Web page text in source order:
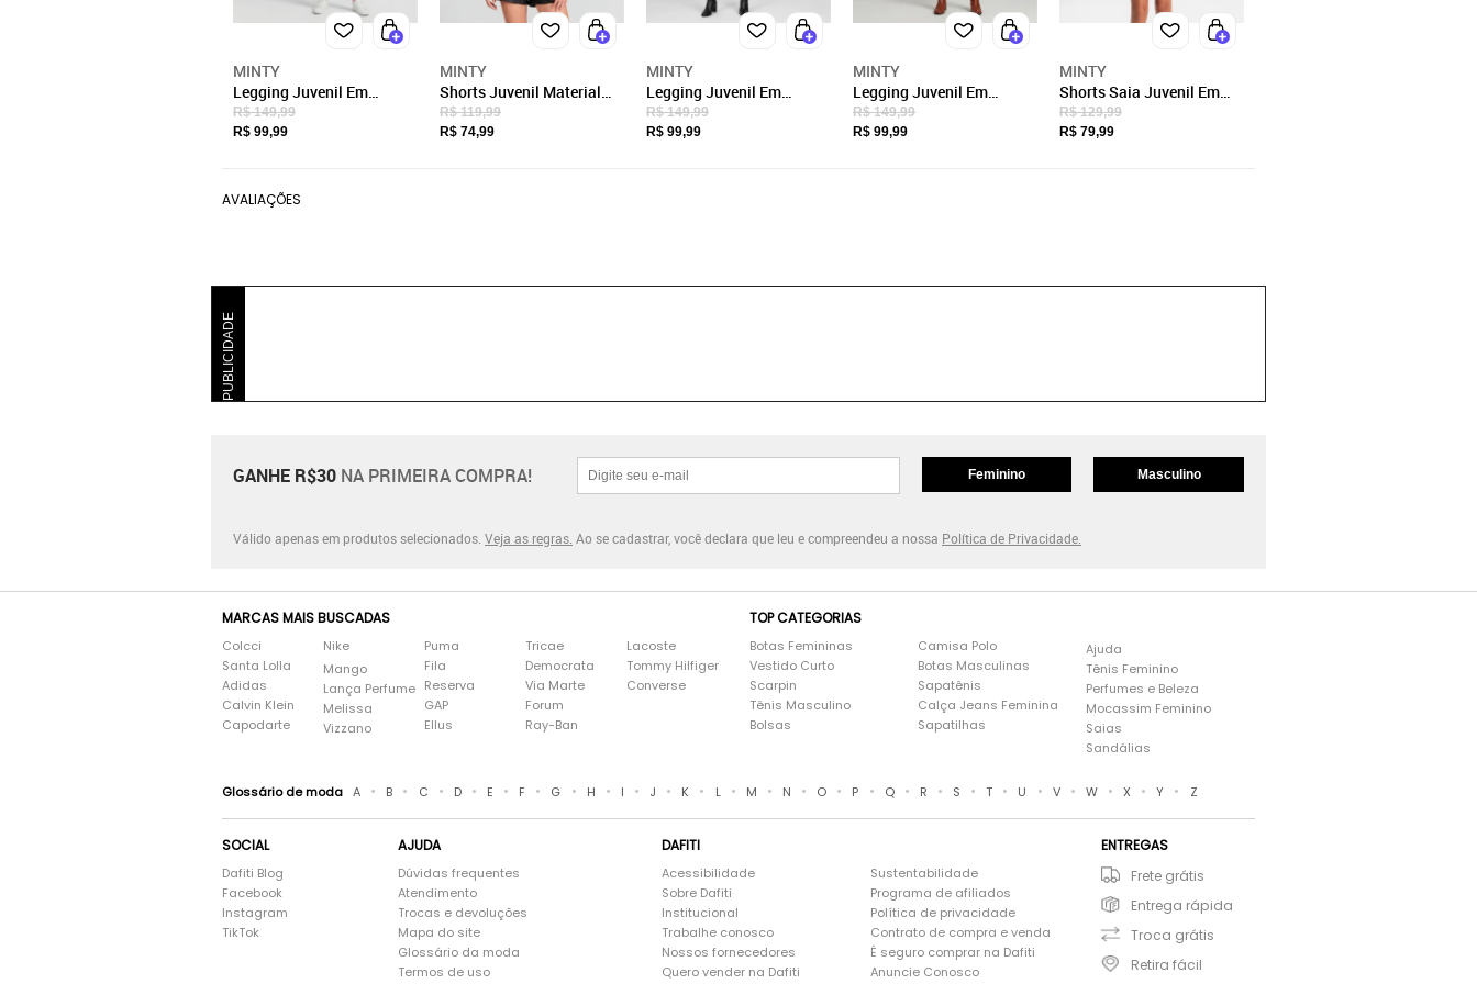
MINTY
Legging Juvenil Em
Material Sintético Minty
Preto
R$ 149,99
R$ 99,99
MINTY
Shorts Juvenil Material
Sintético Ponto Roma
Minty Preto
R$ 119,99
R$ 74,99
MINTY
Legging Juvenil Em
Material Sintético Minty
Marrom
R$ 149,99
R$ 99,99
MINTY
Legging Juvenil Em
Material Sintético Minty
Marrom
R$ 149,99
R$ 99,99
MINTY
Shorts Saia Juvenil Em
Tweed Minty Rosa
R$ 129,99
R$ 79,99
AVALIAÇÕES
PUBLICIDADE
GANHE R$30 NA PRIMEIRA COMPRA! Feminino Masculino
Válido apenas em produtos selecionados. Veja as regras. Ao se cadastrar, você declara que leu e compreendeu a nossa Política de Privacidade.
MARCAS MAIS BUSCADAS
Colcci
Santa Lolla
Adidas
Calvin Klein
Capodarte
Nike
Mango
Lança Perfume
Melissa
Vizzano
Puma
Fila
Reserva
GAP
Ellus
Tricae
Democrata
Via Marte
Forum
Ray-Ban
Lacoste
Tommy Hilfiger
Converse
TOP CATEGORIAS
Botas Femininas
Vestido Curto
Scarpin
Tênis Masculino
Bolsas
Camisa Polo
Botas Masculinas
Sapatênis
Calça Jeans Feminina
Sapatilhas
Ajuda
Tênis Feminino
Perfumes e Beleza
Mocassim Feminino
Saias
Sandálias
Glossário de moda A • B • C • D • E • F • G • H • I • J • K • L • M • N • O • P • Q • R • S • T • U • V • W • X • Y • Z
SOCIAL
Dafiti Blog
Facebook
Instagram
TikTok
AJUDA
Dúvidas frequentes
Atendimento
Trocas e devoluções
Mapa do site
Glossário da moda
Termos de uso
DAFITI
Acessibilidade
Sobre Dafiti
Institucional
Trabalhe conosco
Nossos fornecedores
Quero vender na Dafiti
Sustentabilidade
Programa de afiliados
Política de privacidade
Contrato de compra e venda
É seguro comprar na Dafiti
Anuncie Conosco
ENTREGAS
Frete grátis
Entrega rápida
Troca grátis
Retira fácil